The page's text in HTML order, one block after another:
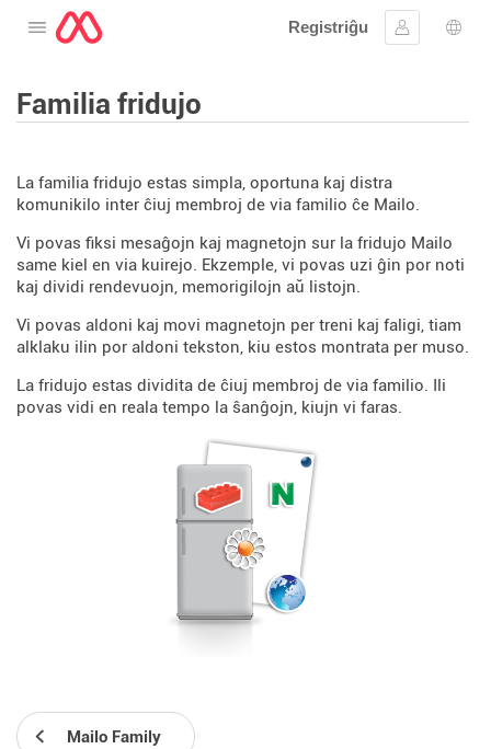
Malfermu la menuon
Registriĝu
Ensaluti
Familia fridujo
La familia fridujo estas simpla, oportuna kaj distra
komunikilo inter ĉiuj membroj de via familio ĉe Mailo.
Vi povas fiksi mesaĝojn kaj magnetojn sur la fridujo Mailo
same kiel en via kuirejo. Ekzemple, vi povas uzi ĝin por noti
kaj dividi rendevuojn, memorigilojn aŭ listojn.
Vi povas aldoni kaj movi magnetojn per treni kaj faligi, tiam
alklaku ilin por aldoni tekston, kiu estos montrata per muso.
La fridujo estas dividita de ĉiuj membroj de via familio. Ili
povas vidi en reala tempo la ŝanĝojn, kiujn vi faras.
Mailo Family